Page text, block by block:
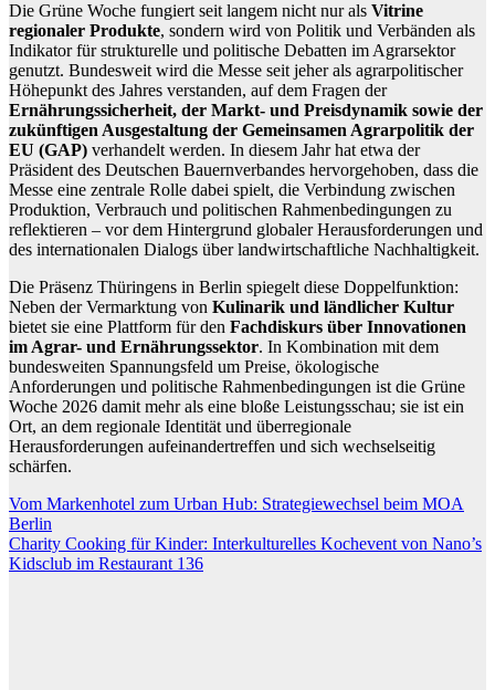
Die Grüne Woche fungiert seit langem nicht nur als Vitrine
regionaler Produkte, sondern wird von Politik und Verbänden als
Indikator für strukturelle und politische Debatten im Agrarsektor
genutzt. Bundesweit wird die Messe seit jeher als agrarpolitischer
Höhepunkt des Jahres verstanden, auf dem Fragen der
Ernährungssicherheit, der Markt- und Preisdynamik sowie der
zukünftigen Ausgestaltung der Gemeinsamen Agrarpolitik der
EU (GAP) verhandelt werden. In diesem Jahr hat etwa der
Präsident des Deutschen Bauernverbandes hervorgehoben, dass die
Messe eine zentrale Rolle dabei spielt, die Verbindung zwischen
Produktion, Verbrauch und politischen Rahmenbedingungen zu
reflektieren – vor dem Hintergrund globaler Herausforderungen und
des internationalen Dialogs über landwirtschaftliche Nachhaltigkeit.
Die Präsenz Thüringens in Berlin spiegelt diese Doppelfunktion:
Neben der Vermarktung von Kulinarik und ländlicher Kultur
bietet sie eine Plattform für den Fachdiskurs über Innovationen
im Agrar- und Ernährungssektor. In Kombination mit dem
bundesweiten Spannungsfeld um Preise, ökologische
Anforderungen und politische Rahmenbedingungen ist die Grüne
Woche 2026 damit mehr als eine bloße Leistungsschau; sie ist ein
Ort, an dem regionale Identität und überregionale
Herausforderungen aufeinandertreffen und sich wechselseitig
schärfen.
Beitragsnavigation
Vom Markenhotel zum Urban Hub: Strategiewechsel beim MOA
Berlin
Charity Cooking für Kinder: Interkulturelles Kochevent von Nano’s
Kidsclub im Restaurant 136